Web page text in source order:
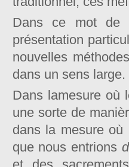
Dans ce mot de
présentation
nouvelles
dans un sens large.
Dans lamesure où
une sorte de
dans la mesure
que nous entrions